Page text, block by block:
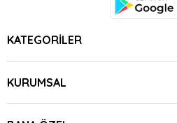
KATEGORİLER
KURUMSAL